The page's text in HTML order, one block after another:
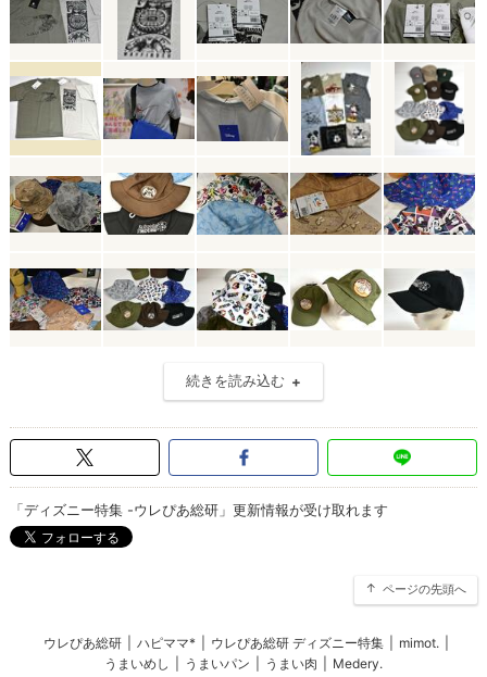
続きを読み込む
「ディズニー特集 -ウレぴあ総研」更新情報が受け取れます
ページの先頭へ
ウレぴあ総研 ハピママ* ウレぴあ総研 ディズニー特集 mimot.
うまいめし
うまいパン うまい肉 Medery.